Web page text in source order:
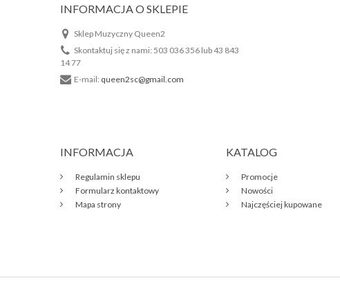
INFORMACJA O SKLEPIE
Sklep Muzyczny Queen2
Skontaktuj się z nami: 503 036 356 lub 43 843
14 77
E-mail: queen2sc@gmail.com
INFORMACJA
Regulamin sklepu
Formularz kontaktowy
Mapa strony
KATALOG
Promocje
Nowości
Najczęściej kupowane